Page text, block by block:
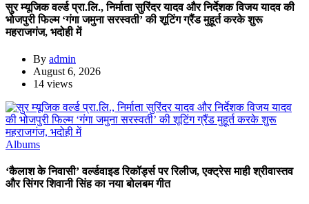
सुर म्यूजिक वर्ल्ड प्रा.लि., निर्माता सुरिंदर यादव और निर्देशक विजय यादव की
भोजपुरी फिल्म ‘गंगा जमुना सरस्वती’ की शूटिंग ग्रैंड मुहूर्त करके शुरू
महराजगंज, भदोही में
By admin
August 6, 2026
14 views
Albums
‘कैलाश के निवासी’ वर्ल्डवाइड रिकॉर्ड्स पर रिलीज, एक्ट्रेस माही श्रीवास्तव
और सिंगर शिवानी सिंह का नया बोलबम गीत